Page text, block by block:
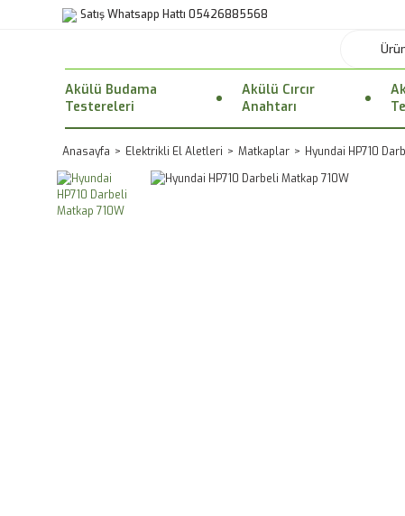
Satış Whatsapp Hattı 05426885568
Akülü Budama
Testereleri
Akülü Cırcır
Anahtarı
Anasayfa Elektrikli El Aletleri Matkaplar Hyundai HP710